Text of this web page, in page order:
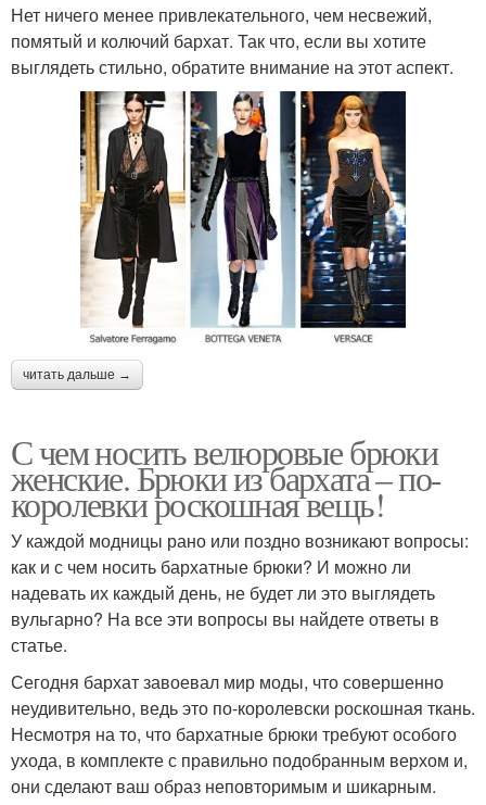
Нет ничего менее привлекательного, чем несвежий,
помятый и колючий бархат. Так что, если вы хотите
выглядеть стильно, обратите внимание на этот аспект.
читать дальше →
С чем носить велюровые брюки
женские. Брюки из бархата – по-
королевки роскошная вещь!
У каждой модницы рано или поздно возникают вопросы:
как и с чем носить бархатные брюки? И можно ли
надевать их каждый день, не будет ли это выглядеть
вульгарно? На все эти вопросы вы найдете ответы в
статье.
Сегодня бархат завоевал мир моды, что совершенно
неудивительно, ведь это по-королевски роскошная ткань.
Несмотря на то, что бархатные брюки требуют особого
ухода, в комплекте с правильно подобранным верхом и,
они сделают ваш образ неповторимым и шикарным.